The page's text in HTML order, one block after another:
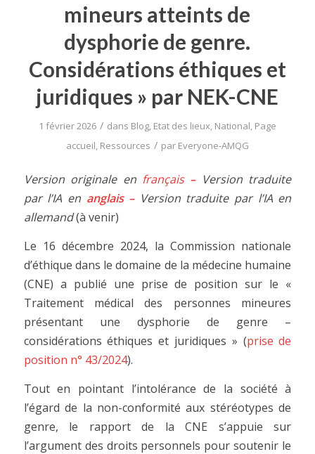
mineurs atteints de
dysphorie de genre.
Considérations éthiques et
juridiques » par NEK-CNE
1 février 2026 / dans Blog, Etat des lieux, National, Page
accueil, Ressources / par Everyone-AMQG
Version originale en français– Version traduite
par l’IA enanglais –Version traduite par l’IA en
allemand(à venir)
Le 16 décembre 2024, la Commission nationale
d’éthique dans le domaine de la médecine humaine
(CNE) a publié une prise de position sur le «
Traitement médical des personnes mineures
présentant une dysphorie de genre –
considérations éthiques et juridiques » (prise de
position n° 43/2024).
Tout en pointant l’intolérance de la société à
l’égard de la non-conformité aux stéréotypes de
genre, le rapport de la CNE s’appuie sur
l’argument des droits personnels pour soutenir le